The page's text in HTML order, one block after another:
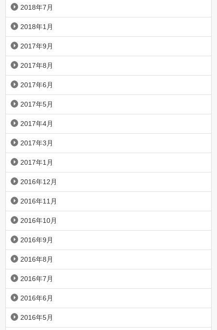
2018年7月
2018年1月
2017年9月
2017年8月
2017年6月
2017年5月
2017年4月
2017年3月
2017年1月
2016年12月
2016年11月
2016年10月
2016年9月
2016年8月
2016年7月
2016年6月
2016年5月